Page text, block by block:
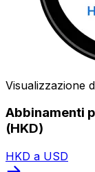
Visualizzazione
Abbinamenti
(HKD)
HKD a USD